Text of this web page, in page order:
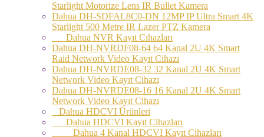
Starlight Motorize Lens IR Bullet Kamera
Dahua DH-SDFAL8C0-DN 12MP IP Ultra Smart 4K
Starlight 500 Metre IR Lazer PTZ Kamera
Dahua NVR Kayıt Cıhazları
Dahua DH-NVRDF08-64 64 Kanal 2U 4K Smart
Raid Network Video Kayıt Cihazı
Dahua DH-NVRDE08-32 32 Kanal 2U 4K Smart
Network Video Kayıt Cihazı
Dahua DH-NVRDE08-16 16 Kanal 2U 4K Smart
Network Video Kayıt Cihazı
Dahua HDCVI Ürünleri
Dahua HDCVI Kayıt Cihazları
Dahua 4 Kanal HDCVI Kayıt Cihazları